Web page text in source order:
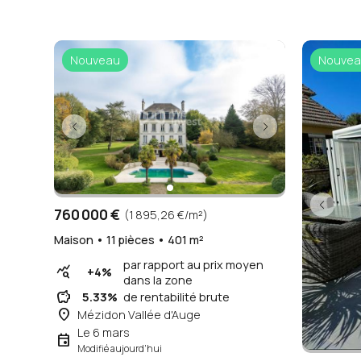
Nouveau
760 000 € (1 895,26 €/m²)
Maison • 11 pièces • 401 m²
query_stats +4%
par rapport au prix moyen
dans la zone
savings 5.33% de rentabilité brute
place Mézidon Vallée d'Auge
event Le 6 mars
Modifié aujourd'hui